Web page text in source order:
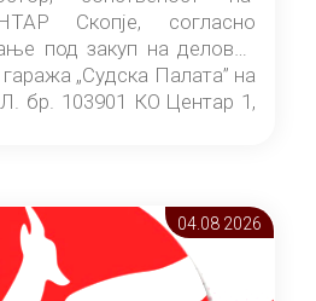
Скопје, согласно
под закуп на деловен
„Судска Палата” на
бр. 103901 КО Центар 1,
за времетраење од 3
на потпишувањето на
со најповолниот
04.08 2026